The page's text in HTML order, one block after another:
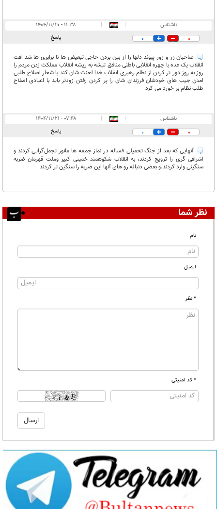
ناشناس |
|
۱۱:۳۸ - ۱۴۰۴/۱۱/۲۰
0
0 پاسخ
صاحبان زر و زور پیوند دلها را از بین بردن حاجی تبعیض ها نا برابری ها شد افت
انقلاب یک عده با چهره انقلابی باطنی منافق تیشه به ریشه انقلاب مملکت زدن مردم را
روز به روز دور تر کردن از نظام رهبری انقلاب خدا لعنت شان کند با شعار اصلاح طلبی
امدن جیب های خودشان فرزندان شان را پر کردن رفتن زودتر باید با اعیادی اصلاح
طلب نظام بر خورد می کرد
ناشناس |
|
۰۷:۴۸ - ۱۴۰۴/۱۱/۲۱
0
0 پاسخ
آنهایی که بعد از جنگ تحمیلی 8ساله در نماز جمعه ها مانور تجمل‌گرایی کردند و
اشرافی گری را ترویج کردند، به انقلاب شکوهمند خمینی کبیر وملت قهرمان ضربه
سنگینی وارد کردند.و بعضی دنباله رو های آنها این ضربه را سنگین تر کردند
نظر شما
نام
ایمیل
* نظر
* کد امنیتی